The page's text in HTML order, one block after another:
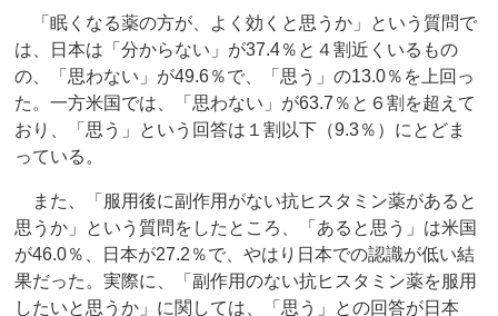
「眠くなる薬の方が、よく効くと思うか」という質問で
は、日本は「分からない」が37.4％と４割近くいるもの
の、「思わない」が49.6％で、「思う」の13.0％を上回っ
た。一方米国では、「思わない」が63.7％と６割を超えて
おり、「思う」という回答は１割以下（9.3％）にとどま
っている。
また、「服用後に副作用がない抗ヒスタミン薬があると
思うか」という質問をしたところ、「あると思う」は米国
が46.0％、日本が27.2％で、やはり日本での認識が低い結
果だった。実際に、「副作用のない抗ヒスタミン薬を服用
したいと思うか」に関しては、「思う」との回答が日本